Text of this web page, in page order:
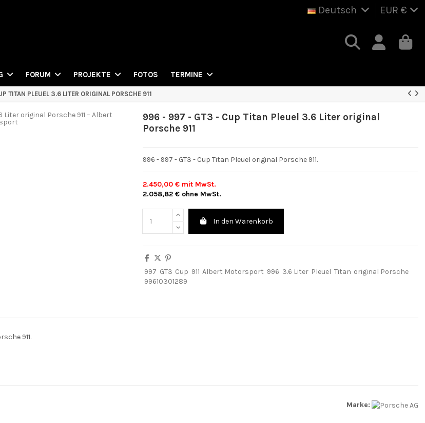
Deutsch EUR €
FORUM PROJEKTE FOTOS TERMINE
PLEUEL 3.6 LITER ORIGINAL PORSCHE 911
996 - 997 - GT3 - Cup Titan Pleuel 3.6 Liter original
Porsche 911
996 - 997 - GT3 - Cup Titan Pleuel original Porsche 911.
2.450,00 € mit MwSt.
2.058,82 € ohne MwSt.
In den Warenkorb
997 GT3 Cup 911 Albert Motorsport 996 3.6 Liter Pleuel Titan original Porsche
99610301289
911.
Marke: